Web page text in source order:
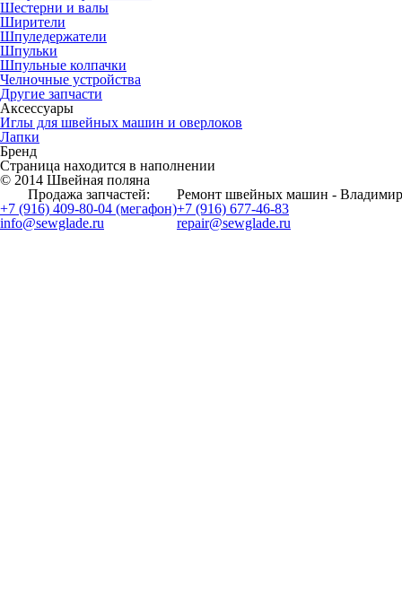
Шестерни и валы
Ширители
Шпуледержатели
Шпульки
Шпульные колпачки
Челночные устройства
Другие запчасти
Аксессуары
Иглы для швейных машин и оверлоков
Лапки
Бренд
Страница находится в наполнении
© 2014 Швейная поляна
Продажа запчастей:
Ремонт швейных машин -
+7 (916) 409-80-04 (мегафон)
info@sewglade.ru
+7 (916) 677-46-83
repair@sewglade.ru